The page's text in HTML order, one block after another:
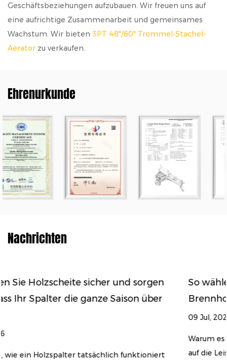
Geschäftsbeziehungen aufzubauen. Wir freuen uns auf
eine aufrichtige Zusammenarbeit und gemeinsames
Wachstum. Wir bieten 3PT 48"/60" Trommel-Stachel-
Aerator zu verkaufen.
Ehrenurkunde
Nachrichten
So wählen Sie den richtigen
Brennholzvolumen und Ihre Holzart
Warum es bei der Auswahl eines Holzspalters
auf die Leistung ankommt A Holzspalter ...